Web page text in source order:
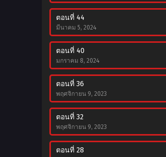
ตอนที่ 44
มีนาคม 5, 2024
ตอนที่ 40
มกราคม 8, 2024
ตอนที่ 36
พฤศจิกายน 9, 2023
ตอนที่ 32
พฤศจิกายน 9, 2023
ตอนที่ 28